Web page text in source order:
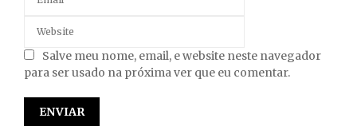
Salve meu nome, email, e website neste navegador
para ser usado na próxima ver que eu comentar.